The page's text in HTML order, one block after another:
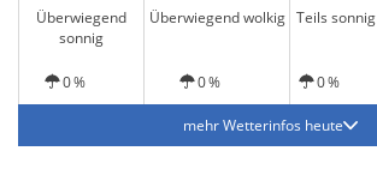
Überwiegend
sonnig
Überwiegend wolkig Teils sonnig
0 % 0 % 0 %
mehr Wetterinfos heute